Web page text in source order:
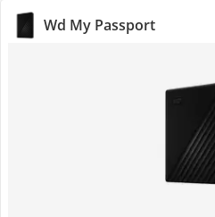
Wd My Passport